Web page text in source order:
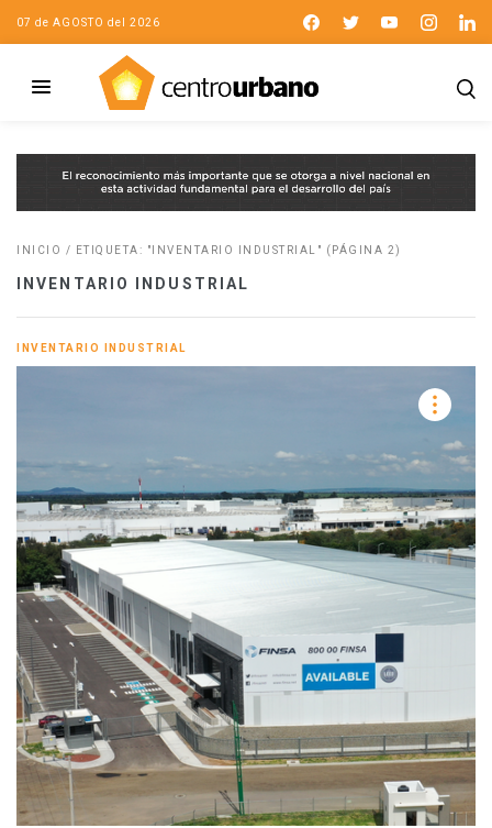
07 de AGOSTO del 2026
INICIO / ETIQUETA: "INVENTARIO INDUSTRIAL" (PÁGINA 2)
INVENTARIO INDUSTRIAL
INVENTARIO INDUSTRIAL